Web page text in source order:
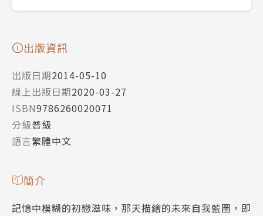
出版資訊
出版日期2014-05-10
線上出版日期2020-03-27
ISBN9786260020071
分級普級
語言繁體中文
簡介
記憶中模糊的初戀滋味，那天描繪的未來自我藍圖，即